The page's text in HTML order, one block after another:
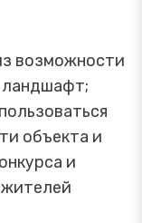
возможности
ландшафт;
объекта и
и